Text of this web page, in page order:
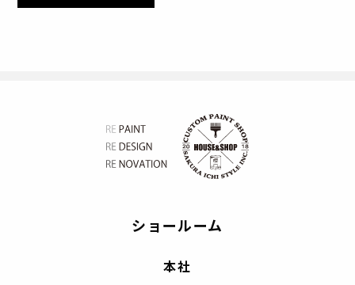
ショールーム
本社